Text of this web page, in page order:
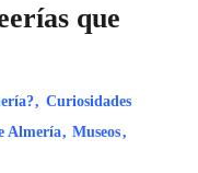
que
, Curiosidades
Almería, Museos,